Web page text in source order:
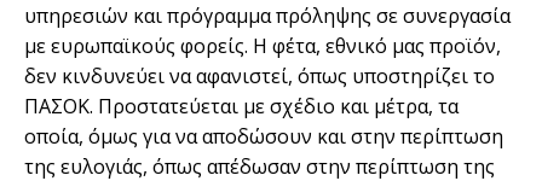
υπηρεσιών και πρόγραμμα πρόληψης σε συνεργασία
με ευρωπαϊκούς φορείς. Η φέτα, εθνικό μας προϊόν,
δεν κινδυνεύει να αφανιστεί, όπως υποστηρίζει το
ΠΑΣΟΚ. Προστατεύεται με σχέδιο και μέτρα, τα
οποία, όμως για να αποδώσουν και στην περίπτωση
της ευλογιάς, όπως απέδωσαν στην περίπτωση της